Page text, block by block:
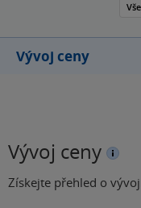
Vývoj ceny
Vývoj ceny
Získejte přehled o